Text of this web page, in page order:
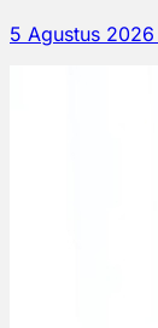
5 Agustus